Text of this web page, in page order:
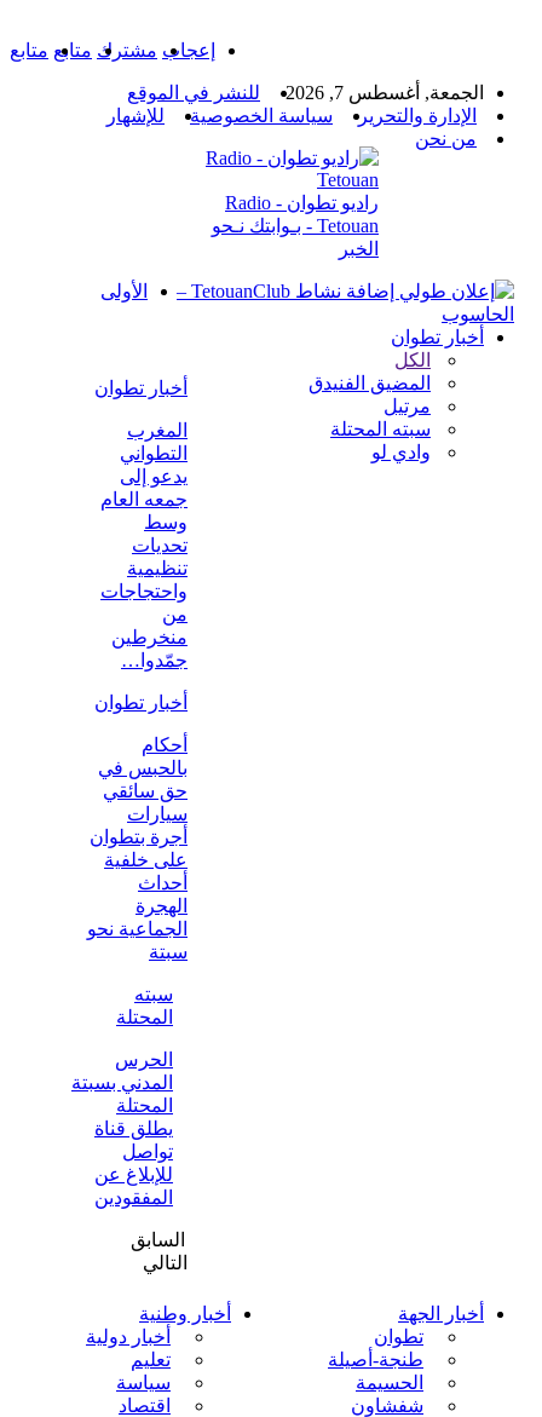
إعجاب مشترك متابع متابع
الجمعة, أغسطس 7, 2026
للنشر في الموقع
الإدارة والتحرير
سياسة الخصوصية
للإشهار
من نحن
راديو تطوان - Radio
Tetouan - بـوابتك نـحو
الخبر
الأولى
أخبار تطوان
الكل
المضيق الفنيدق
مرتيل
سبته المحتلة
وادي لو
أخبار تطوان
المغرب
التطواني
يدعو إلى
جمعه العام
وسط
تحديات
تنظيمية
واحتجاجات
منخرطين
جمّدوا…
أخبار تطوان
أحكام
بالحبس في
حق سائقي
سيارات
أجرة بتطوان
على خلفية
أحداث
الهجرة
الجماعية نحو
سبتة
سبته
المحتلة
الحرس
المدني بسبتة
المحتلة
يطلق قناة
تواصل
للإبلاغ عن
المفقودين
السابق
التالي
أخبار الجهة
تطوان
طنجة-أصيلة
الحسيمة
شفشاون
أخبار وطنية
أخبار دولية
تعليم
سياسة
اقتصاد